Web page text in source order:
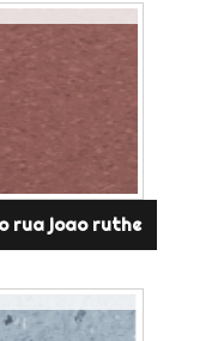
rua joao ruthe